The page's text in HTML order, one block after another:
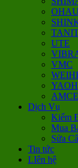
UTE
VMC
Dịch Vụ
Kiểm
Mua
Sửa
Tin tức
LIên hệ